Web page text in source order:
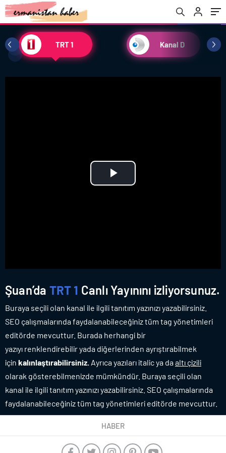
TRT 1 Kanal D
Play
Şuan’da TRT 1 Canlı Yayınını izliyorsunuz.
Buraya seçili olan kanal ile ilgili tanıtım yazınızı yazabilirsiniz.
SEO çalışmalarında faydalanabileceğiniz tüm tag yönetimleri
editörde mevcuttur. Burada herhangi bir
yazıyı renklendirebilir yada diğerlerinden ayrıştırabilmek
için kalınlaştırabilirsiniz. Ayrıca yazıları italic ya da altı çizili
olarak gösterebilmenizde mümkündür. Buraya seçili olan
kanal ile ilgili tanıtım yazınızı yazabilirsiniz. SEO çalışmalarında
faydalanabileceğiniz tüm tag yönetimleri editörde mevcuttur.
HABER